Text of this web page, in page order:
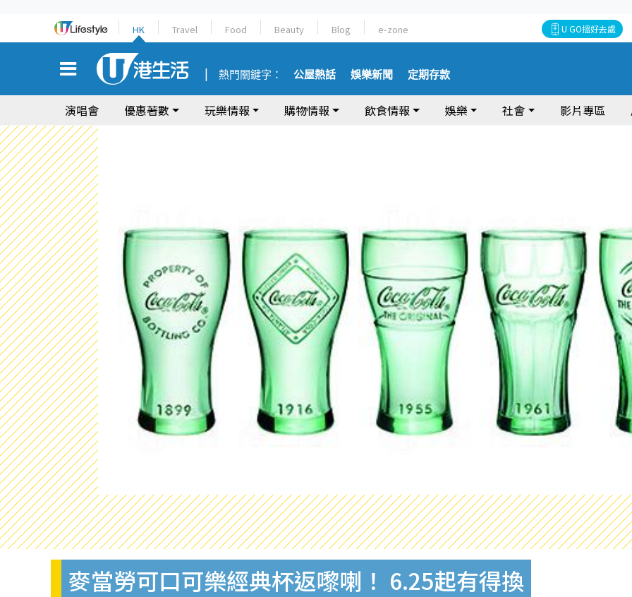
HK Travel Food Beauty Blog e-zone U GO搵好去處
熱門關鍵字： 公屋熱話 娛樂新聞 定期存款
演唱會 優惠著數 玩樂情報 購物情報 飲食情報 娛樂 社會 影片專區
麥當勞可口可樂經典杯返嚟喇！ 6.25起有得換